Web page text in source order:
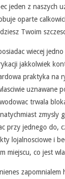
jeden z naszych
oparte
Twoim
wiecej
jakkolwiek
praktyka na
uznawane
trwala
zmysly
przy jednego do,
lojalnosciowe i
miejscu, co jest
zapomnialem